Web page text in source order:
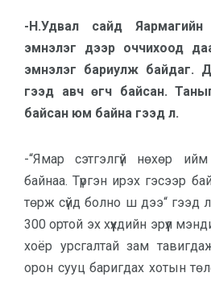
-Н.Удвал сайд
эмнэлэг дээр оччихоод
эмнэлэг бариулж байдаг.
гээд авч өгч байсан.
байсан юм байна гээд л.
-“Ямар сэтгэлгүй нөхөр
байнаа. Түргэн ирэх гэсээр
төрж сүйд болно ш дээ“ гээд л
300 ортой эх хүүхдийн эрүүл
хоёр урсгалтай зам
орон сууц баригдах хотын